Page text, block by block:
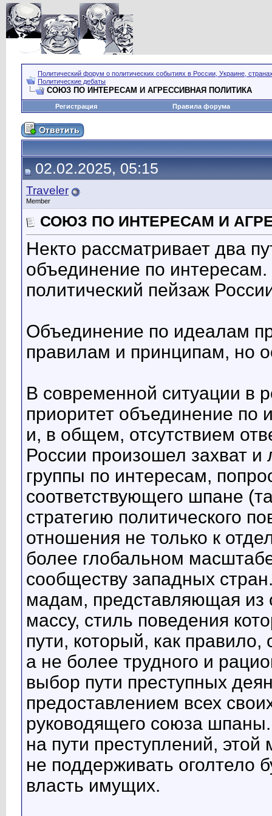
Политический форум о политических событиях в России, Украине,
Политические дебаты
СОЮЗ ПО ИНТЕРЕСАМ И АГРЕССИВНАЯ ПОЛИТИКА
Регистрация Правила форума
02.02.2025, 05:15
Traveler
Member
СОЮЗ ПО ИНТЕРЕСАМ И
Некто рассматривает два
объединение по
политический пейзаж
Объединение по идеалам
правилам и принципам, но
В современной ситуации в
приоритет объединение по
и, в общем, отсутствием
России произошел захват
группы по интересам,
соответствующего шпане
стратегию политического
отношения не только к
более глобальном
сообществу западных
мадам, представляющая из
массу, стиль поведения
пути, который, как
а не более трудного и
выбор пути преступных
предоставлением всех
руководящего союза
на пути преступлений,
не поддерживать
власть имущих.